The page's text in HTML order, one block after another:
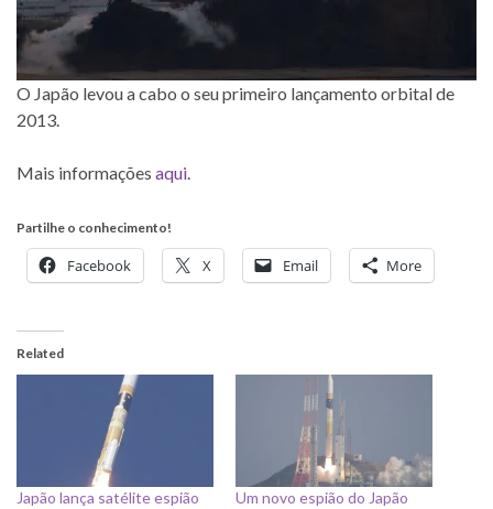
O Japão levou a cabo o seu primeiro lançamento orbital de
2013.
Mais informações aqui.
Partilhe o conhecimento!
Facebook X Email More
Related
Japão lança satélite espião
Um novo espião do Japão